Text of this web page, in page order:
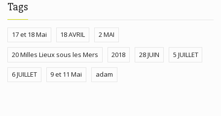
Tags
17 et 18 Mai 18 AVRIL 2 MAI
20 Milles Lieux sous les Mers 2018 28 JUIN 5 JUILLET
6 JUILLET 9 et 11 Mai adam